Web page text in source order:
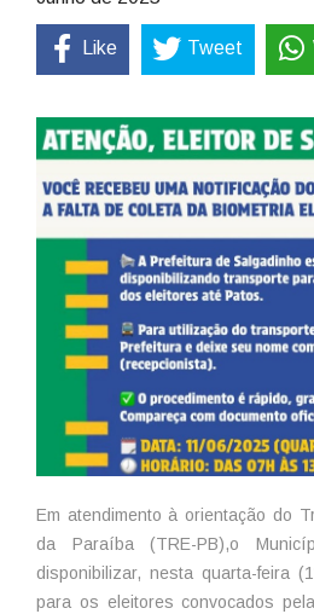
Like Tweet
Em atendimento à orientação do
da Paraíba (TRE-PB),o
disponibilizar, nesta quarta-feira
para os eleitores convocados